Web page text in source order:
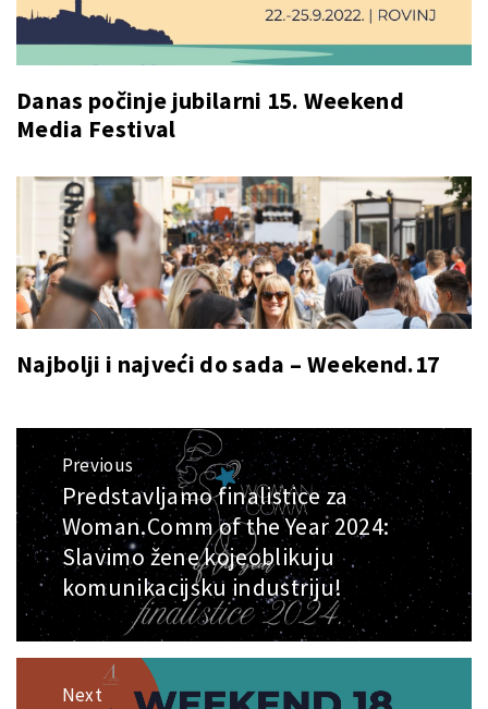
Danas počinje jubilarni 15. Weekend
Media Festival
Najbolji i najveći do sada – Weekend.17
Post
navigation
Previous
Previous
post:
Predstavljamo finalistice za
Woman.Comm of the Year 2024:
Slavimo žene kojeoblikuju
komunikacijsku industriju!
Next